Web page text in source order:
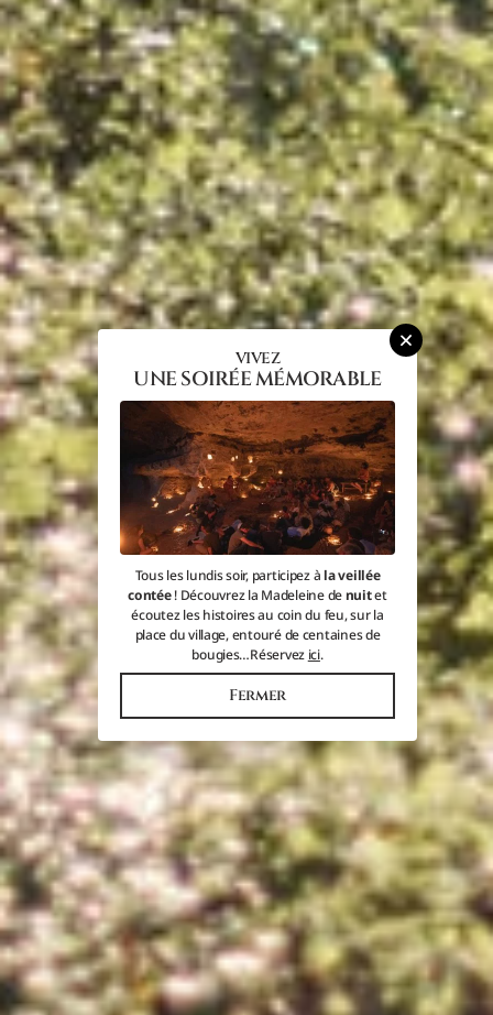
VIVEZ
UNE SOIRÉE MÉMORABLE
Tous les lundis soir, participez àla veillée
contée! Découvrez la Madeleine denuitet
écoutez les histoires au coin du feu, sur la
place du village, entouré de centaines de
bougies…Réservez ici.
Fermer